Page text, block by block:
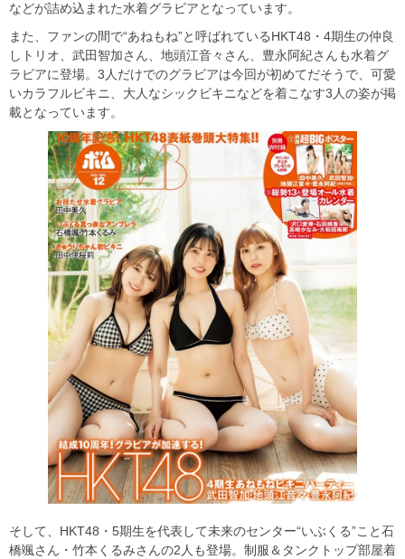
などが詰め込まれた水着グラビアとなっています。
また、ファンの間で“あねもね”と呼ばれているHKT48・4期生の仲良
しトリオ、武田智加さん、地頭江音々さん、豊永阿紀さんも水着グ
ラビアに登場。3人だけでのグラビアは今回が初めてだそうで、可愛
いカラフルビキニ、大人なシックビキニなどを着こなす3人の姿が掲
載となっています。
そして、HKT48・5期生を代表して未来のセンター“いぶくる”こと石
橋颯さん・竹本くるみさんの2人も登場。制服＆タンクトップ部屋着